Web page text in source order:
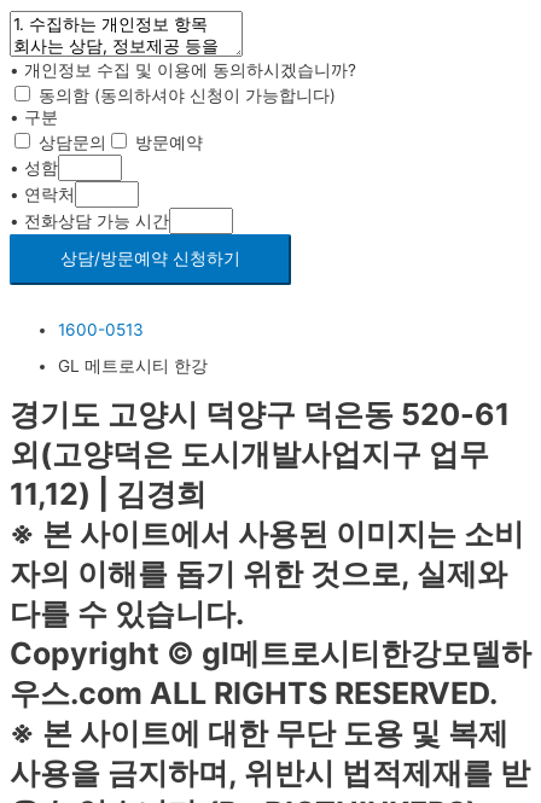
• 개인정보 수집 및 이용에 동의하시겠습니까?
동의함 (동의하셔야 신청이 가능합니다)
• 구분
상담문의
방문예약
• 성함
• 연락처
• 전화상담 가능 시간
상담/방문예약 신청하기
1600-0513
GL 메트로시티 한강
경기도 고양시 덕양구 덕은동 520-61
외(고양덕은 도시개발사업지구 업무
11,12) | 김경희
※ 본 사이트에서 사용된 이미지는 소비
자의 이해를 돕기 위한 것으로, 실제와
다를 수 있습니다.
Copyright © gl메트로시티한강모델하
우스.com ALL RIGHTS RESERVED.
※ 본 사이트에 대한 무단 도용 및 복제
사용을 금지하며, 위반시 법적제재를 받